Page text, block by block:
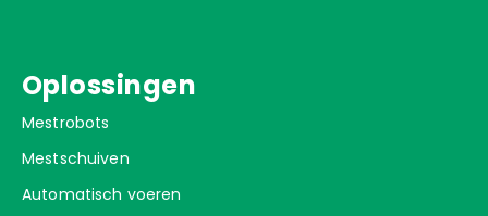
Oplossingen
Mestrobots
Mestschuiven
Automatisch voeren